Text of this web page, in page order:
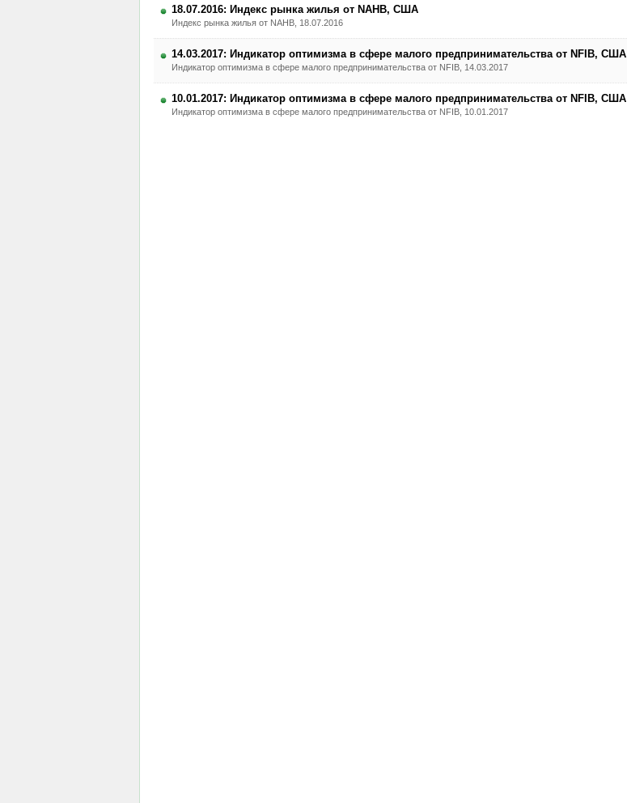
18.07.2016: Индекс рынка жилья от NAHB, США
Индекс рынка жилья от NAHB, 18.07.2016
14.03.2017: Индикатор оптимизма в сфере малого предпринимательства от NFIB, США
Индикатор оптимизма в сфере малого предпринимательства от NFIB, 14.03.2017
10.01.2017: Индикатор оптимизма в сфере малого предпринимательства от NFIB, США
Индикатор оптимизма в сфере малого предпринимательства от NFIB, 10.01.2017